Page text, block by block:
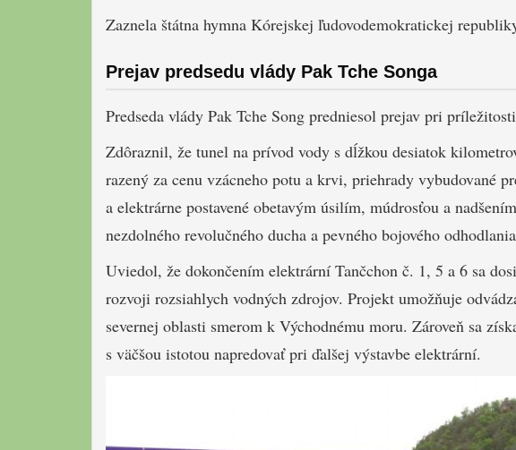
Zaznela štátna hymna Kórejskej ľudovodemokratickej
Prejav predsedu vlády Pak Tche Songa
Predseda vlády Pak Tche Song predniesol prejav pri
Zdôraznil, že tunel na prívod vody s dĺžkou desiatok
razený za cenu vzácneho potu a krvi, priehrady vybudované
a elektrárne postavené obetavým úsilím, múdrosťou a
nezdolného revolučného ducha a pevného bojového
Uviedol, že dokončením elektrární Tančchon č. 1, 5 a 6 sa
rozvoji rozsiahlych vodných zdrojov. Projekt umožňuje
severnej oblasti smerom k Východnému moru. Zároveň sa
s väčšou istotou napredovať pri ďalšej výstavbe elektrární.